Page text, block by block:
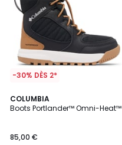
-30% DÈS 2*
COLUMBIA
Boots Portlander™ Omni-Heat™
85,00 €